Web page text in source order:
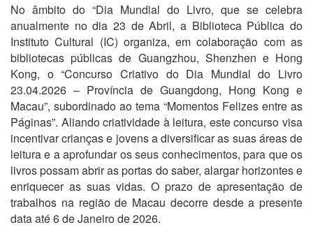
No âmbito do “Dia Mundial do Livro, que se celebra
anualmente no dia 23 de Abril, a Biblioteca Pública do
Instituto Cultural (IC) organiza, em colaboração com as
bibliotecas públicas de Guangzhou, Shenzhen e Hong
Kong, o “Concurso Criativo do Dia Mundial do Livro
23.04.2026 – Província de Guangdong, Hong Kong e
Macau”, subordinado ao tema “Momentos Felizes entre as
Páginas”. Aliando criatividade à leitura, este concurso visa
incentivar crianças e jovens a diversificar as suas áreas de
leitura e a aprofundar os seus conhecimentos, para que os
livros possam abrir as portas do saber, alargar horizontes e
enriquecer as suas vidas. O prazo de apresentação de
trabalhos na região de Macau decorre desde a presente
data até 6 de Janeiro de 2026.